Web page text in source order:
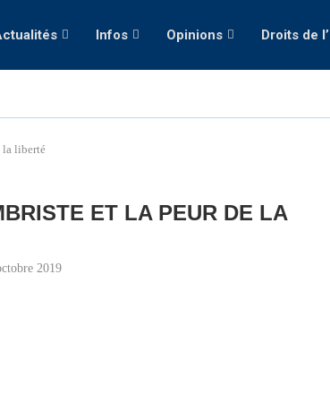
Infos Opinions Droits de
la liberté
ET LA PEUR DE LA
2019